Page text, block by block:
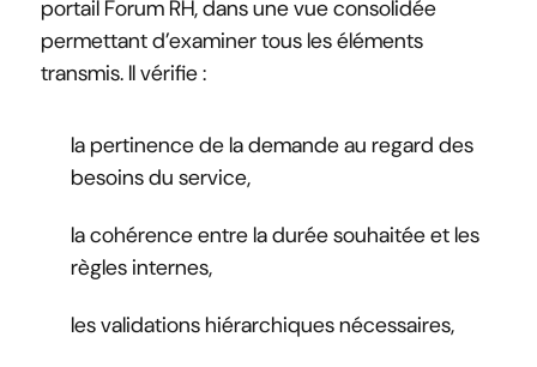
portail Forum RH, dans une vue consolidée
permettant d’examiner tous les éléments
transmis. Il vérifie :
la pertinence de la demande au regard des
besoins du service,
la cohérence entre la durée souhaitée et les
règles internes,
les validations hiérarchiques nécessaires,